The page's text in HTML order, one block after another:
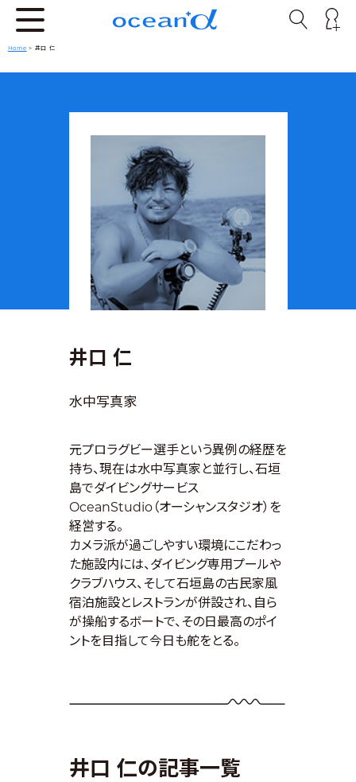
Home > 井口 仁
井口 仁
水中写真家
元プロラグビー選手という異例の経歴を
持ち、現在は水中写真家と並行し、石垣
島でダイビングサービス
OceanStudio（オーシャンスタジオ）を
経営する。
カメラ派が過ごしやすい環境にこだわっ
た施設内には、ダイビング専用プールや
クラブハウス、そして石垣島の古民家風
宿泊施設とレストランが併設され、自ら
が操船するボートで、その日最高のポイ
ントを目指して今日も舵をとる。
井口 仁の記事一覧